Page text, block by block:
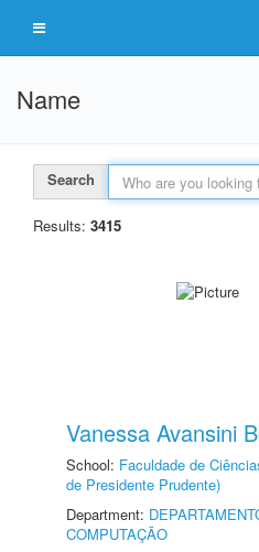
Name
Search
Results: 3415
Vanessa Avansini
School: Faculdade de
de Presidente Prudente)
Department:
COMPUTAÇÃO